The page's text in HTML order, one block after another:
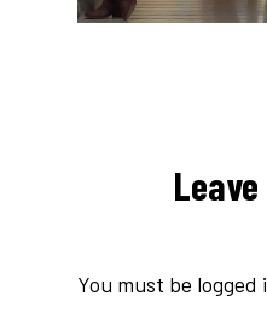
You must be logged